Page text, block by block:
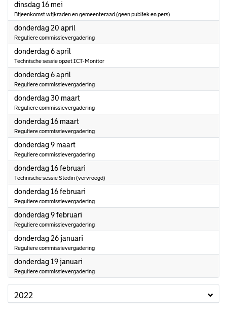
dinsdag 16 mei
Bijeenkomst wijkraden en gemeenteraad (geen publiek en pers)
donderdag 20 april
Reguliere commissievergadering
donderdag 6 april
Technische sessie opzet ICT-Monitor
donderdag 6 april
Reguliere commissievergadering
donderdag 30 maart2023
Reguliere commissievergadering
donderdag 16 maart2023
Reguliere commissievergadering
donderdag 9 maart2023
Reguliere commissievergadering
donderdag 16 februari
Technische sessie Stedin (vervroegd)
donderdag 16 februari
Reguliere commissievergadering
donderdag 9 februari
Reguliere commissievergadering
donderdag 26 januari
Reguliere commissievergadering
donderdag 19 januari
Reguliere commissievergadering
2022